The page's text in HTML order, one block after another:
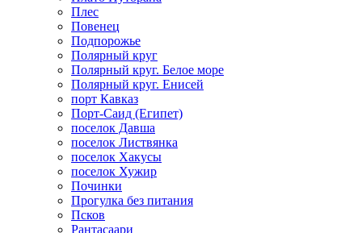
Плес
Повенец
Подпорожье
Полярный круг
Полярный круг. Белое море
Полярный круг. Енисей
порт Кавказ
Порт-Саид (Египет)
поселок Давша
поселок Листвянка
поселок Хакусы
поселок Хужир
Починки
Прогулка без питания
Псков
Рантасаари